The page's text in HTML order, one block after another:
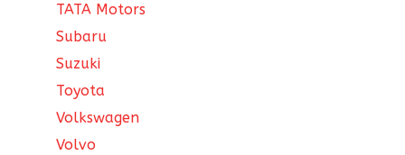
TATA Motors
Subaru
Suzuki
Toyota
Volkswagen
Volvo